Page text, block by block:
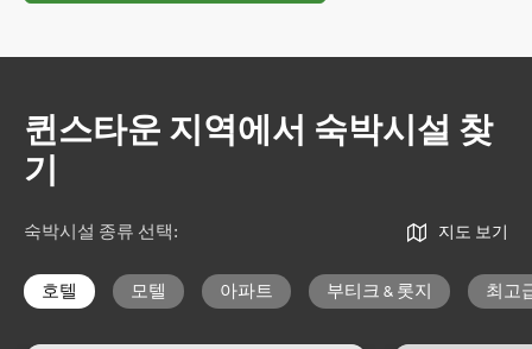
퀸스타운 지역에서 숙박시설 찾
기
숙박시설 종류 선택: 지도 보기
호텔 모텔 아파트 부티크 & 롯지 최고